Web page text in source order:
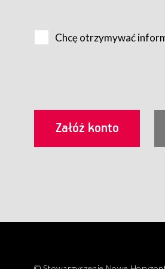
Usługobiorca przed
utrwalenie i wydrukowanie.
§ 3
Korzystanie ze wszystkich
Chcę otrzymywać